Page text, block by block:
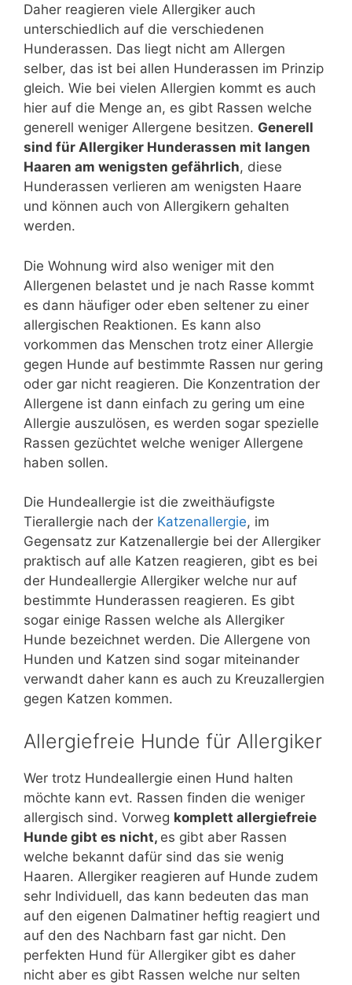
Daher reagieren viele Allergiker auch
unterschiedlich auf die verschiedenen
Hunderassen. Das liegt nicht am Allergen
selber, das ist bei allen Hunderassen im Prinzip
gleich. Wie bei vielen Allergien kommt es auch
hier auf die Menge an, es gibt Rassen welche
generell weniger Allergene besitzen. Generell
sind für Allergiker Hunderassen mit langen
Haaren am wenigsten gefährlich, diese
Hunderassen verlieren am wenigsten Haare
und können auch von Allergikern gehalten
werden.
Die Wohnung wird also weniger mit den
Allergenen belastet und je nach Rasse kommt
es dann häufiger oder eben seltener zu einer
allergischen Reaktionen. Es kann also
vorkommen das Menschen trotz einer Allergie
gegen Hunde auf bestimmte Rassen nur gering
oder gar nicht reagieren. Die Konzentration der
Allergene ist dann einfach zu gering um eine
Allergie auszulösen, es werden sogar spezielle
Rassen gezüchtet welche weniger Allergene
haben sollen.
Die Hundeallergie ist die zweithäufigste
Tierallergie nach der Katzenallergie, im
Gegensatz zur Katzenallergie bei der Allergiker
praktisch auf alle Katzen reagieren, gibt es bei
der Hundeallergie Allergiker welche nur auf
bestimmte Hunderassen reagieren. Es gibt
sogar einige Rassen welche als Allergiker
Hunde bezeichnet werden. Die Allergene von
Hunden und Katzen sind sogar miteinander
verwandt daher kann es auch zu Kreuzallergien
gegen Katzen kommen.
Allergiefreie Hunde für Allergiker
Wer trotz Hundeallergie einen Hund halten
möchte kann evt. Rassen finden die weniger
allergisch sind. Vorweg komplett allergiefreie
Hunde gibt es nicht, es gibt aber Rassen
welche bekannt dafür sind das sie wenig
Haaren. Allergiker reagieren auf Hunde zudem
sehr Individuell, das kann bedeuten das man
auf den eigenen Dalmatiner heftig reagiert und
auf den des Nachbarn fast gar nicht. Den
perfekten Hund für Allergiker gibt es daher
nicht aber es gibt Rassen welche nur selten